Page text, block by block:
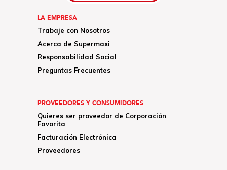
LA EMPRESA
Trabaje con Nosotros
Acerca de Supermaxi
Responsabilidad Social
Preguntas Frecuentes
PROVEEDORES Y CONSUMIDORES
Quieres ser proveedor de Corporación
Favorita
Facturación Electrónica
Proveedores